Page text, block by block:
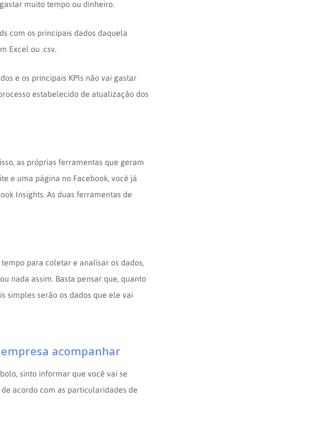
muito tempo ou dinheiro.
com os principais dados daquela
Excel ou .csv.
e os principais KPIs não vai gastar
estabelecido de atualização dos
as próprias ferramentas que geram
e uma página no Facebook, você já
Insights. As duas ferramentas de
para coletar e analisar os dados,
nada assim. Basta pensar que, quanto
simples serão os dados que ele vai
acompanhar
sinto informar que você vai se
acordo com as particularidades de